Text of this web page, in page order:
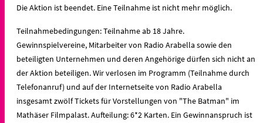
Die Aktion ist beendet. Eine Teilnahme ist nicht mehr möglich.
Teilnahmebedingungen: Teilnahme ab 18 Jahre.
Gewinnspielvereine, Mitarbeiter von Radio Arabella sowie den
beteiligten Unternehmen und deren Angehörige dürfen sich nicht an
der Aktion beteiligen. Wir verlosen im Programm (Teilnahme durch
Telefonanruf) und auf der Internetseite von Radio Arabella
insgesamt zwölf Tickets für Vorstellungen von "The Batman" im
Mathäser Filmpalast. Aufteilung: 6*2 Karten. Ein Gewinnanspruch ist